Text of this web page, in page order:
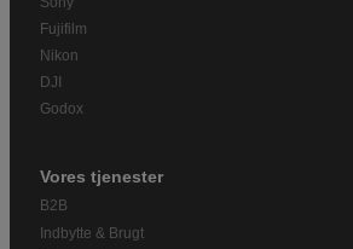
Fujifilm
Nikon
DJI
Godox
Vores tjenester
B2B
Indbytte & Brugt